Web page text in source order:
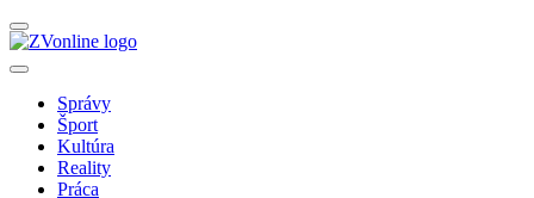
Správy
Šport
Kultúra
Reality
Práca